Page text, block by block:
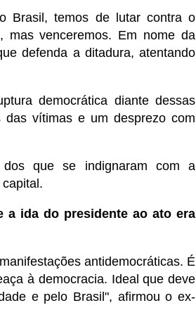
Brasil, temos de lutar contra o
mas venceremos. Em nome da
defenda a ditadura, atentando
democrática diante dessas
vítimas e um desprezo com
dos que se indignaram com a
a ida do presidente ao ato era
antidemocráticas. É
à democracia. Ideal que deve
e pelo Brasil", afirmou o ex-